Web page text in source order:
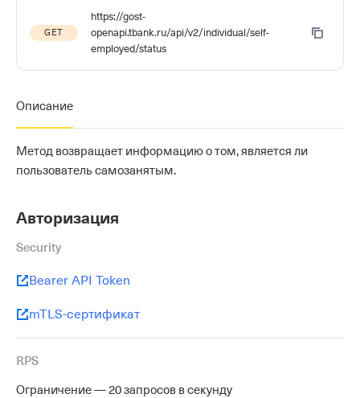
GET
https://gost-
openapi.tbank.ru/api/v2/individual/self-
employed/status
Описание
Метод возвращает информацию о том, является ли
пользователь самозанятым.
Авторизация
Security
Bearer API Token
mTLS-сертификат
RPS
Ограничение — 20 запросов в секунду